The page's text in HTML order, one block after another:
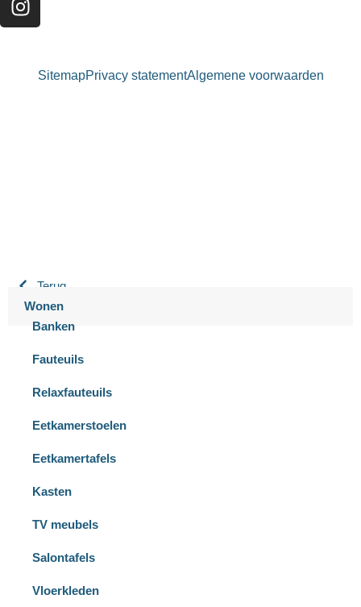
SitemapPrivacy statementAlgemene voorwaarden
Terug
Wonen
Banken
Fauteuils
Relaxfauteuils
Eetkamerstoelen
Eetkamertafels
Kasten
TV meubels
Salontafels
Vloerkleden